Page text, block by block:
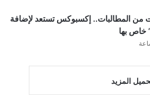
من المطالبات.. إكسبوكس تستعد لإضافة
خاص بها
المزيد